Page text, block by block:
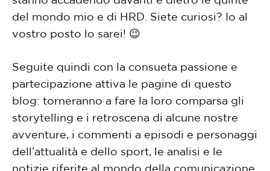
del mondo mio e di HRD. Siete curiosi? Io al
vostro posto lo sarei! 😉
Seguite quindi con la consueta passione e
partecipazione attiva le pagine di questo
blog: torneranno a fare la loro comparsa gli
storytelling e i retroscena di alcune nostre
avventure, i commenti a episodi e personaggi
dell’attualità e dello sport, le analisi e le
notizie riferite al mondo della comunicazione